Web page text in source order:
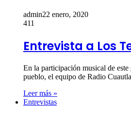
admin22 enero, 2020
411
Entrevista a Los
En la participación musical de
pueblo, el equipo de Radio
Leer más »
Entrevistas